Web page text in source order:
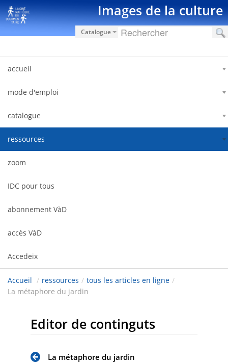
Salta al contigut Images de la culture
Catalogue
accueil
mode d'emploi
catalogue
ressources
zoom
IDC pour tous
abonnement VàD
accès VàD
Accedeix
Accueil / ressources / tous les articles en ligne /
La métaphore du jardin
Editor de continguts
La métaphore du jardin